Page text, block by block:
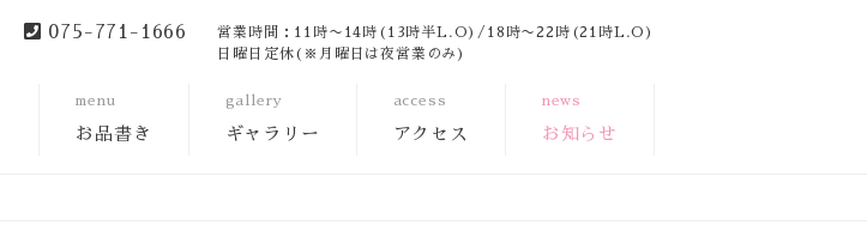
menu
お品書き
gallery
ギャラリー
access
アクセス
news
お知らせ
075-771-1666
営業時間：11時〜14時(13時半L.O)/18時〜22時(21時L.O)
日曜日定休(※月曜日は夜営業のみ)